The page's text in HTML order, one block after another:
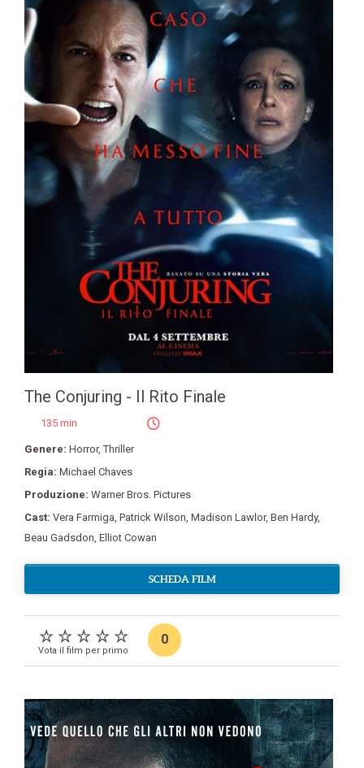
The Conjuring - Il Rito Finale
135 min
Genere: Horror,Thriller
Regia: Michael Chaves
Produzione: Warner Bros. Pictures
Cast: Vera Farmiga, Patrick Wilson, Madison Lawlor, Ben Hardy,
Beau Gadsdon, Elliot Cowan
SCHEDA FILM
Vota il film per primo
0